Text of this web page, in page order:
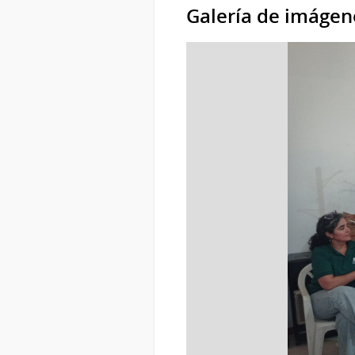
Galería de